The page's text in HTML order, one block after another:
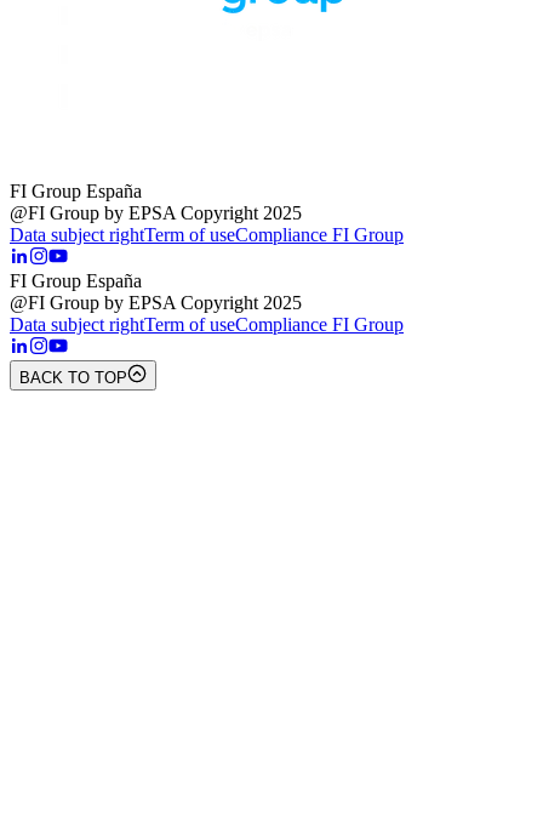
FI Group España
@FI Group by EPSA Copyright 2025
Data subject rightTerm of useCompliance FI Group
FI Group España
@FI Group by EPSA Copyright 2025
Data subject rightTerm of useCompliance FI Group
BACK TO TOP